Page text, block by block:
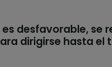
desfavorable, se
dirigirse hasta el